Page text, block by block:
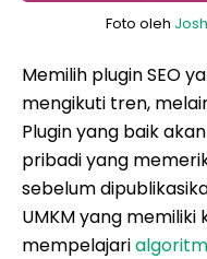
Foto oleh
Memilih plugin SEO
mengikuti tren,
Plugin yang baik
pribadi yang
sebelum
UMKM yang
mempelajari